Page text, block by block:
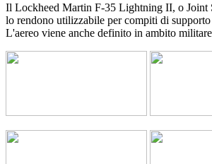
Il Lockheed Martin F-35 Lightning II, o Joint
lo rendono utilizzabile per compiti di
L'aereo viene anche definito in ambito